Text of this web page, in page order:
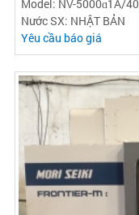
Model: NV-5000ɑ1A/40
Nước SX: NHẬT BẢN
Yêu cầu báo giá